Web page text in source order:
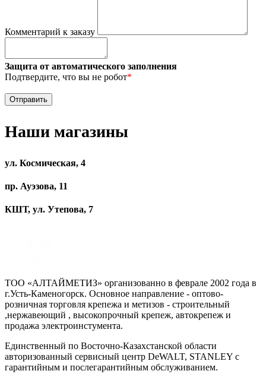
Комментарий к заказу
Защита от автоматического заполнения
Подтвердите, что вы не робот*
Наши магазины
ул. Космическая, 4
пр. Ауэзова, 11
КШТ, ул. Утепова, 7
ТОО «АЛТАЙМЕТИЗ» организованно в феврале 2002 года в
г.Усть-Каменогорск. Основное направление - оптово-
розничная торговля крепежа и метизов - строительный
,нержавеющий , высокопрочный крепеж, автокрепеж и
продажа электроинстумента.
Единственный по Восточно-Казахстанской области
авторизованный сервисный центр DeWALT, STANLEY с
гарантийным и послегарантийным обслуживанием.